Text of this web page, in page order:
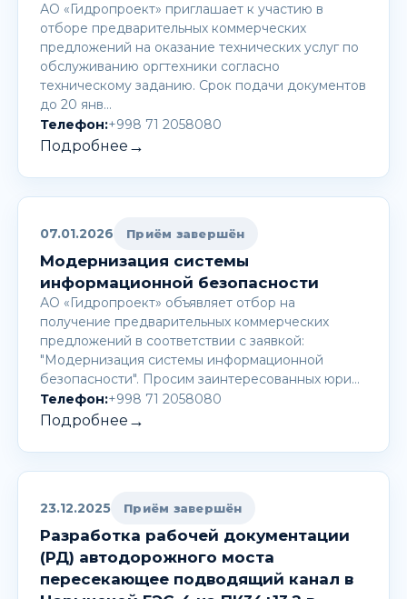
АО «Гидропроект» приглашает к участию в
отборе предварительных коммерческих
предложений на оказание технических услуг по
обслуживанию оргтехники согласно
техническому заданию. Срок подачи документов
до 20 янв…
Телефон:+998 71 2058080
Подробнее →
07.01.2026 Приём завершён
Модернизация системы
информационной безопасности
АО «Гидропроект» объявляет отбор на
получение предварительных коммерческих
предложений в соответствии с заявкой:
"Модернизация системы информационной
безопасности". Просим заинтересованных юри…
Телефон:+998 71 2058080
Подробнее →
23.12.2025 Приём завершён
Разработка рабочей документации
(РД) автодорожного моста
пересекающее подводящий канал в